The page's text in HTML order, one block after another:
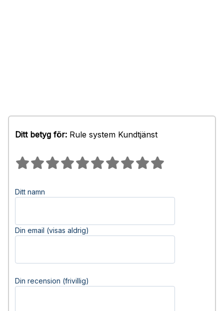
Ditt betyg för: Rule system Kundtjänst
Ditt namn
Din email (visas aldrig)
Din recension (frivillig)